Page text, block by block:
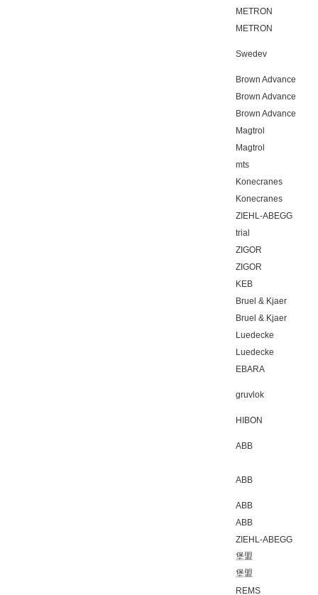
METRON
METRON
Swedev
Brown Advance
Brown Advance
Brown Advance
Magtrol
Magtrol
mts
Konecranes
Konecranes
ZIEHL-ABEGG
trial
ZIGOR
ZIGOR
KEB
Bruel & Kjaer
Bruel & Kjaer
Luedecke
Luedecke
EBARA
gruvlok
HIBON
ABB
ABB
ABB
ABB
ZIEHL-ABEGG
堡盟
堡盟
REMS